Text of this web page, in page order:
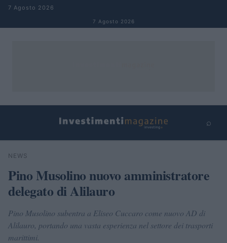
Salta al contenuto
7 Agosto 2026
7 Agosto 2026
⌕
Cerca
NEWS
Pino Musolino nuovo amministratore
delegato di Alilauro
Pino Musolino subentra a Eliseo Cuccaro come nuovo AD di
Alilauro, portando una vasta esperienza nel settore dei trasporti
marittimi.